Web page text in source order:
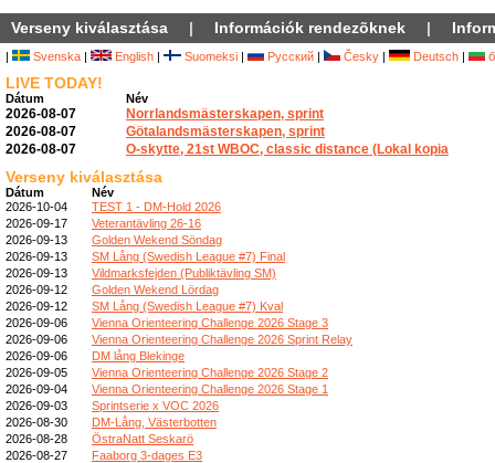
Verseny kiválasztása | Információk rendezõknek |
| Svenska | English | Suomeksi | Русский | Česky | Deutsch |
LIVE TODAY!
Dátum Név
2026-08-07
Norrlandsmästerskapen, sprint
2026-08-07
Götalandsmästerskapen, sprint
2026-08-07
O-skytte, 21st WBOC, classic distance (Lokal kopia
Verseny kiválasztása
Dátum
Név
2026-10-04
TEST 1 - DM-Hold 2026
2026-09-17
Veterantävling 26-16
2026-09-13
Golden Wekend Söndag
2026-09-13
SM Lång (Swedish League #7) Final
2026-09-13
Vildmarksfejden (Publiktävling SM)
2026-09-12
Golden Wekend Lördag
2026-09-12
SM Lång (Swedish League #7) Kval
2026-09-06
Vienna Orienteering Challenge 2026 Stage 3
2026-09-06
Vienna Orienteering Challenge 2026 Sprint Relay
2026-09-06
DM lång Blekinge
2026-09-05
Vienna Orienteering Challenge 2026 Stage 2
2026-09-04
Vienna Orienteering Challenge 2026 Stage 1
2026-09-03
Sprintserie x VOC 2026
2026-08-30
DM-Lång, Västerbotten
2026-08-28
ÖstraNatt Seskarö
2026-08-27
Faaborg 3-dages E3